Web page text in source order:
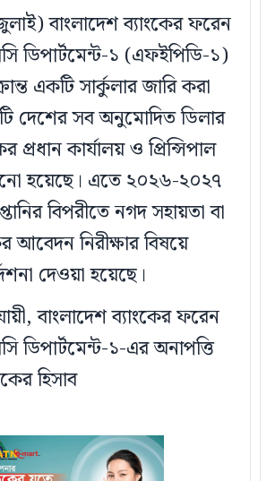
বাংলাদেশ ব্যাংকের ফরেন
ডিপার্টমেন্ট-১ (এফইপিডি-১)
একটি সার্কুলার জারি করা
দেশের সব অনুমোদিত ডিলার
প্রধান কার্যালয় ও প্রিন্সিপাল
হয়েছে। এতে ২০২৬-২০২৭
বিপরীতে নগদ সহায়তা বা
আবেদন নিরীক্ষার বিষয়ে
দেওয়া হয়েছে।
বাংলাদেশ ব্যাংকের ফরেন
ডিপার্টমেন্ট-১-এর অনাপত্তি
হিসাব